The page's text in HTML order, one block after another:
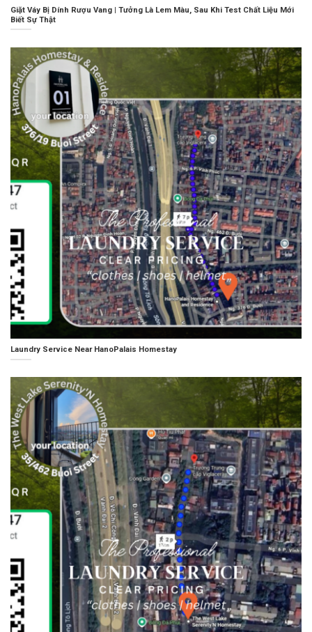
Giặt Váy Bị Dính Rượu Vang | Tưởng Là Lem Màu, Sau Khi Test Chất Liệu Mới
Biết Sự Thật
Laundry Service Near HanoPalais Homestay